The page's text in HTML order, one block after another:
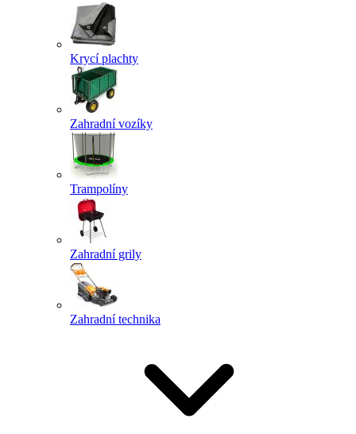
Krycí plachty
Zahradní vozíky
Trampolíny
Zahradní grily
Zahradní technika